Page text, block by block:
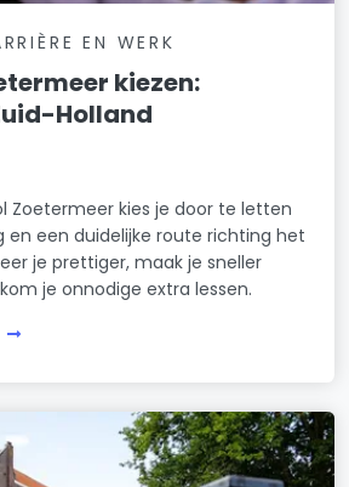
EN WERK
kiezen:
Holland
Zoetermeer kies je door te letten
en een duidelijke route richting het
je prettiger, maak je sneller
je onnodige extra lessen.